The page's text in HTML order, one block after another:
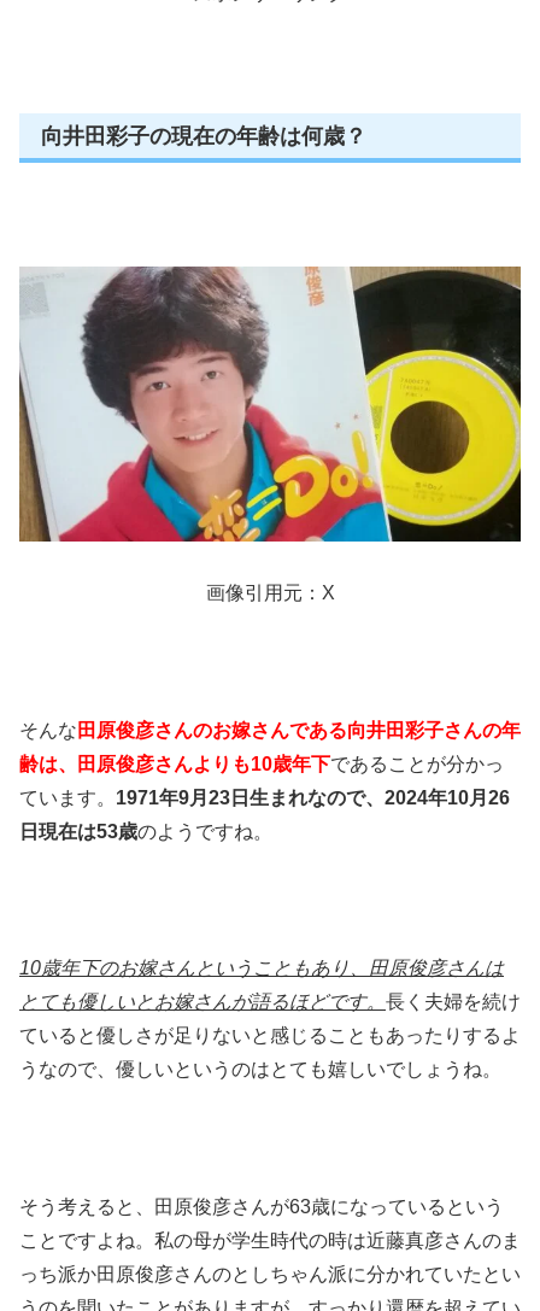
向井田彩子の現在の年齢は何歳？
画像引用元：X
そんな 田原俊彦さんのお嫁さんである向井田彩子さんの年
齢は、田原俊彦さんよりも10歳年下であることが分かっ
ています。 1971年9月23日生まれなので、2024年10月26
日現在は53歳のようですね。
10歳年下のお嫁さんということもあり、田原俊彦さんは
とても優しいとお嫁さんが語るほどです。 長く夫婦を続け
ていると優しさが足りないと感じることもあったりするよ
うなので、優しいというのはとても嬉しいでしょうね。
そう考えると、田原俊彦さんが63歳になっているという
ことですよね。私の母が学生時代の時は近藤真彦さんのま
っち派か田原俊彦さんのとしちゃん派に分かれていたとい